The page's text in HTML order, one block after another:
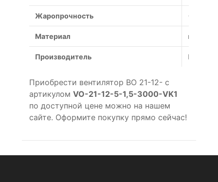
Жаропрочность +600°С
Материал
Производитель Россия
Приобрести вентилятор ВО 21-12- с
артикулом VO-21-12-5-1,5-3000-VK1
по доступной цене можно на нашем
сайте. Оформите покупку прямо сейчас!